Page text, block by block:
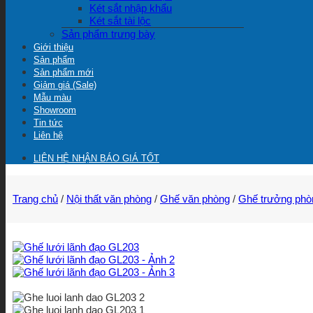
Két sắt nhập khẩu
Két sắt tài lộc
Sản phẩm trưng bày
Giới thiệu
Sản phẩm
Sản phẩm mới
Giảm giá (Sale)
Mẫu màu
Showroom
Tin tức
Liên hệ
LIÊN HỆ NHẬN BÁO GIÁ TỐT
Trang chủ / Nội thất văn phòng / Ghế văn phòng / Ghế trưởng